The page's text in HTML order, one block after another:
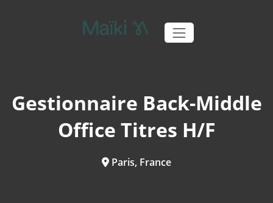
Gestionnaire Back-Middle
Office Titres H/F
Paris, France